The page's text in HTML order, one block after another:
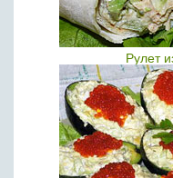
Рулет